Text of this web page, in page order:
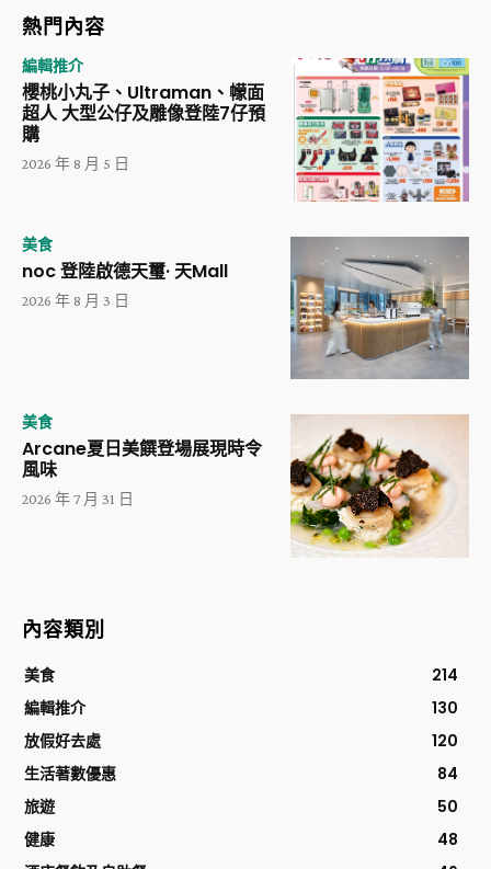
熱門內容
編輯推介
櫻桃小丸子、Ultraman、幪面
超人 大型公仔及雕像登陸7仔預
購
2026 年 8 月 5 日
美食
noc 登陸啟德天璽· 天Mall
2026 年 8 月 3 日
美食
Arcane夏日美饌登場展現時令
風味
2026 年 7 月 31 日
內容類別
美食
214
編輯推介
130
放假好去處
120
生活著數優惠
84
旅遊
50
健康
48